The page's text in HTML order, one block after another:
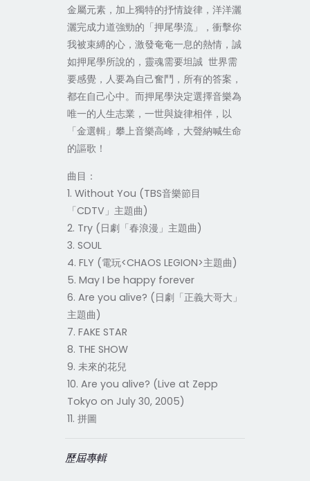
金屬元素，加上獨特的抒情旋律，洋洋灑
灑完成力道強勁的「押尾學流」，衝擊你
我被束縛的心，激發奄奄一息的熱情，誠
如押尾學所說的，靈魂需要坦誠 世界需
要感覺，人要為自己奮鬥，所有的答案，
都在自己心中。而押尾學決定選擇音樂為
唯一的人生志業，一世與旋律相伴，以
「金選輯」攀上音樂高峰，大聲納喊生命
的謳歌！
曲目：
1. Without You (TBS音樂節目
「CDTV」主題曲)
2. Try (日劇「春浪漫」主題曲)
3. SOUL
4. FLY (電玩<CHAOS LEGION>主題曲)
5. May I be happy forever
6. Are you alive? (日劇「正義大哥大」
主題曲)
7. FAKE STAR
8. THE SHOW
9. 未來的花兒
10. Are you alive? (Live at Zepp
Tokyo on July 30, 2005)
11. 拼圖
歷屆專輯